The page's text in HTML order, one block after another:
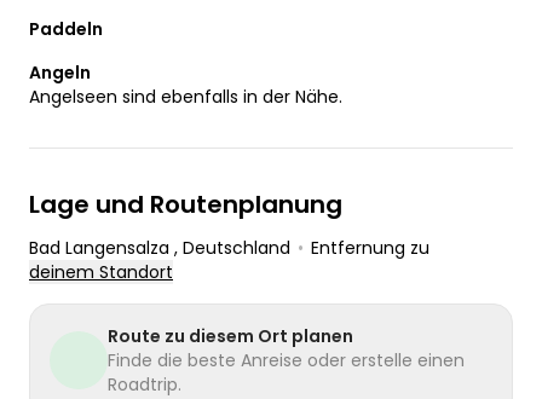
Paddeln
Angeln
Angelseen sind ebenfalls in der Nähe.
Lage und Routenplanung
Bad Langensalza , Deutschland • Entfernung zu
deinem Standort
Route zu diesem Ort planen
Finde die beste Anreise oder erstelle einen
Roadtrip.